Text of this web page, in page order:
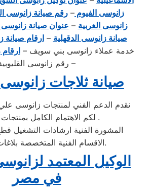
زانوسى الفيوم – رقم صيانة زانوسى
زانوسى الغربية – عنوان صيانة زانوسى
صيانة زانوسى الدقهلية –ارقام صيانة
خدمة عملاء زانوسى بني سويف –
– رقم زانوسى
صيانة ثلاجات
نقدم الدعم الفني لمنتجات زانوسى علي
لكم الاهتمام الكامل بمنتجات .
المشورة الفنية ارشادات التشغيل
الاقسام الفنية المتخصصة بلاغات الاعطال.
الوكيل المعتمد
في مصر